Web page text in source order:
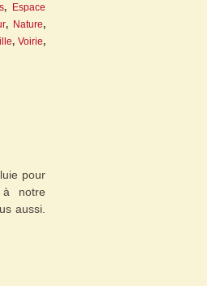
,
Espace
, Nature,
,Voirie,
pour
notre
aussi.